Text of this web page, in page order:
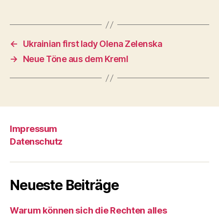
←
Ukrainian first lady Olena Zelenska
→
Neue Töne aus dem Kreml
Impressum
Datenschutz
Neueste Beiträge
Warum können sich die Rechten alles